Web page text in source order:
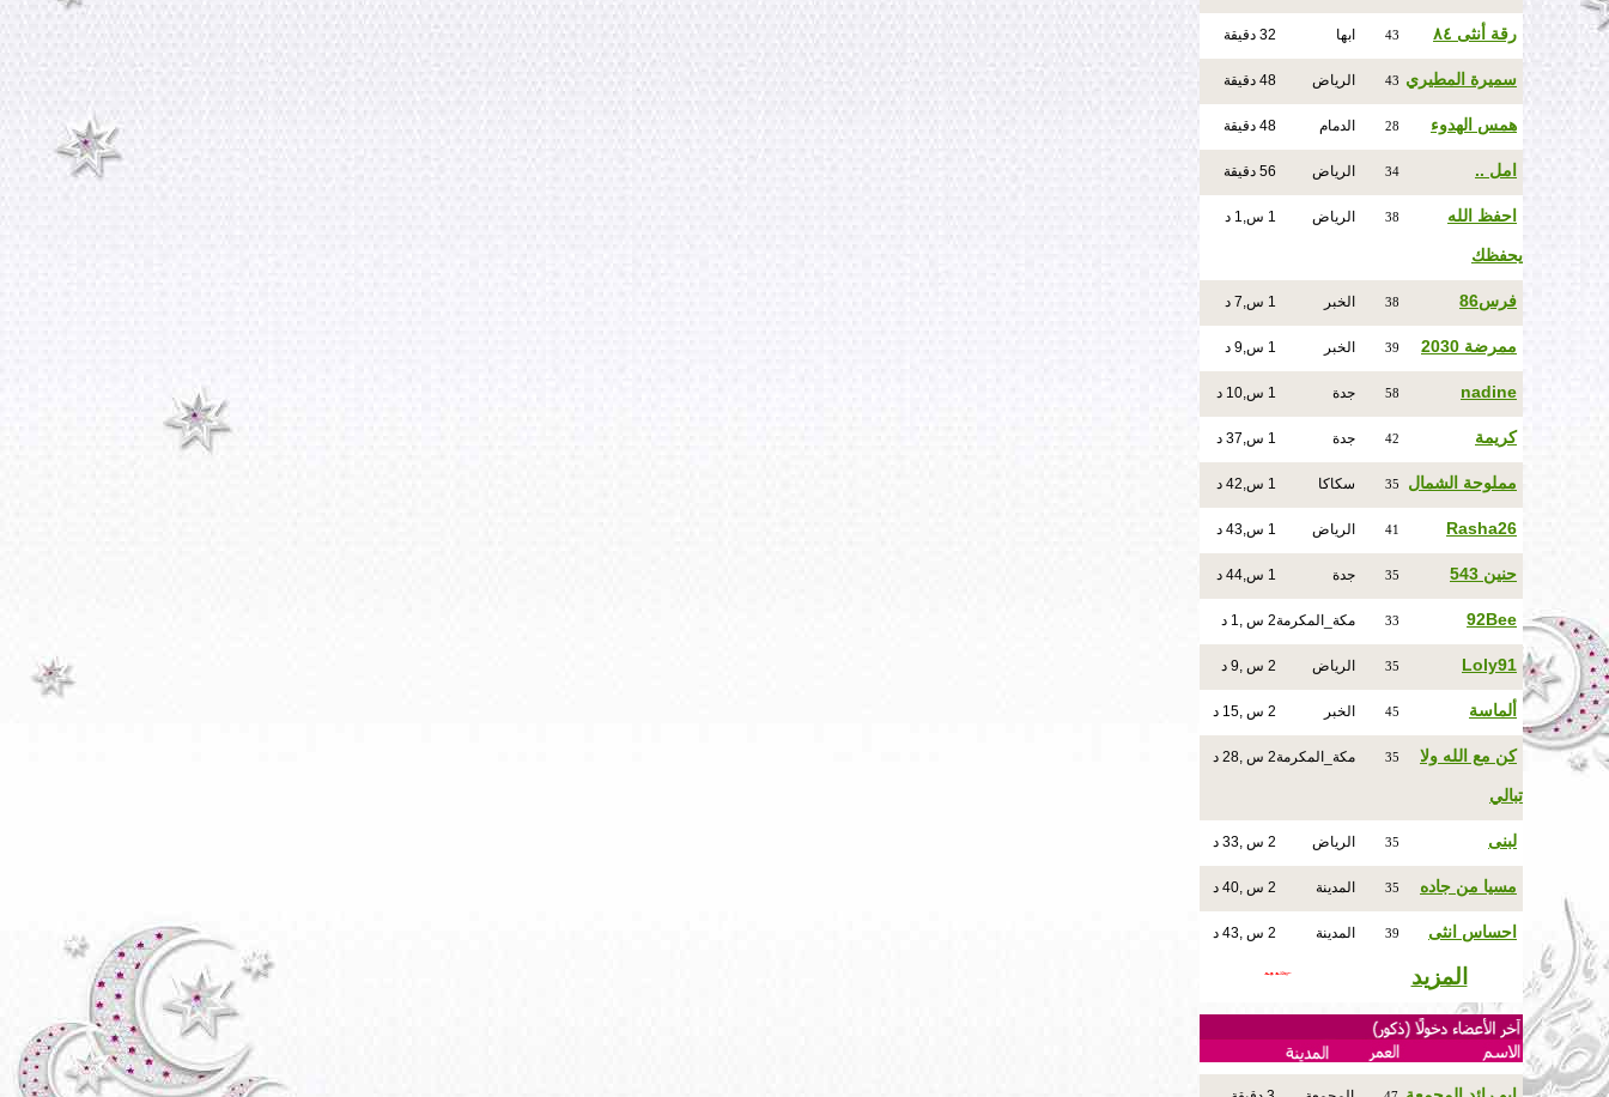
رقة أنثى ٨٤ 43 ابها 32 دقيقة
سميرة المطيري 43 الرياض 48 دقيقة
همس الهدوء 28 الدمام 48 دقيقة
امل .. 34 الرياض 56 دقيقة
احفظ الله
يحفظك
38 الرياض 1 س,1 د
فرس86 38 الخبر 1 س,7 د
ممرضة 2030 39 الخبر 1 س,9 د
nadine
58 جدة 1 س,10 د
كريمة 42 جدة 1 س,37 د
مملوحة الشمال 35 سكاكا 1 س,42 د
Rasha26
41 الرياض 1 س,43 د
حنين 543 35 جدة 1 س,44 د
92Bee
33 مكة_المكرمة2 س ,1 د
Loly91
35 الرياض 2 س ,9 د
ألماسة 45 الخبر 2 س ,15 د
كن مع الله ولا
تبالي
35 مكة_المكرمة2 س ,28 د
لبنى 35 الرياض 2 س ,33 د
مسيا من جاده 35 المدينة 2 س ,40 د
احساس انثى 39 المدينة 2 س ,43 د
المزيد